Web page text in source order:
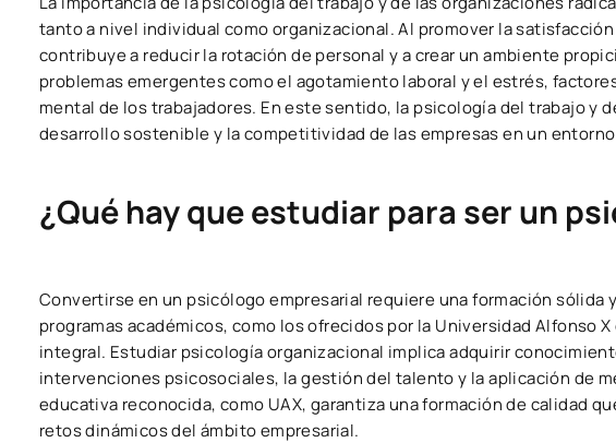
tanto a nivel individual como organizacional. Al promover la
contribuye a reducir la rotación de personal y a crear un ambiente
problemas emergentes como el agotamiento laboral y el estrés,
mental de los trabajadores. En este sentido, la psicología del trabajo y
desarrollo sostenible y la competitividad de las empresas en un
¿Qué hay que estudiar para ser un
Convertirse en un psicólogo empresarial requiere una formación sólida
programas académicos, como los ofrecidos por la Universidad Alfonso
integral. Estudiar psicología organizacional implica adquirir
intervenciones psicosociales, la gestión del talento y la aplicación de
educativa reconocida, como UAX, garantiza una formación de calidad
retos dinámicos del ámbito empresarial.